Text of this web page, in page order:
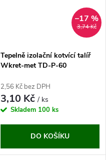
3,74 Kč
–17 %
Tepelně izolační kotvící talíř
Wkret-met TD-P-60
2,56 Kč bez DPH
3,10 Kč/ ks
Skladem 100 ks
DO KOŠÍKU